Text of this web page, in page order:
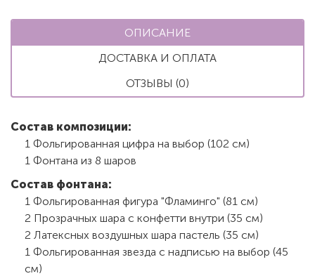
ОПИСАНИЕ
ДОСТАВКА И ОПЛАТА
ОТЗЫВЫ (0)
Состав композиции:
1 Фольгированная цифра на выбор (102 см)
1 Фонтана из 8 шаров
Состав фонтана:
1 Фольгированная фигура "Фламинго" (81 см)
2 Прозрачных шара с конфетти внутри (35 см)
2 Латексных воздушных шара пастель (35 см)
1 Фольгированная звезда с надписью на выбор (45
см)